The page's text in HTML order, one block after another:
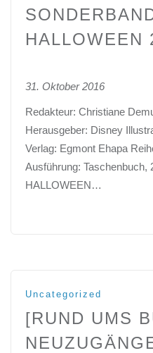
HALLOWEEN
31. Oktober 2016
Redakteur: Christiane
Herausgeber: Disney
Verlag: Egmont Ehapa
Ausführung: Taschenbuch,
HALLOWEEN…
Uncategorized
[RUND UMS